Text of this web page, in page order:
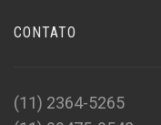
CONTATO
(11) 2364-5265